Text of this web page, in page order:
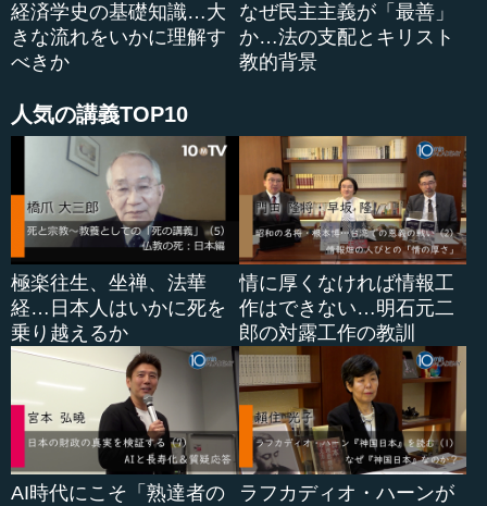
そこで、山東省青島にあるドイツの租借地の攻撃を決め
ま...
経済学史の基礎知識…大
きな流れをいかに理解す
べきか
なぜ民主主義が「最善」
か…法の支配とキリスト
教的背景
人気の講義TOP10
極楽往生、坐禅、法華
経…日本人はいかに死を
乗り越えるか
情に厚くなければ情報工
作はできない…明石元二
郎の対露工作の教訓
AI時代にこそ「熟達者の
ラフカディオ・ハーンが